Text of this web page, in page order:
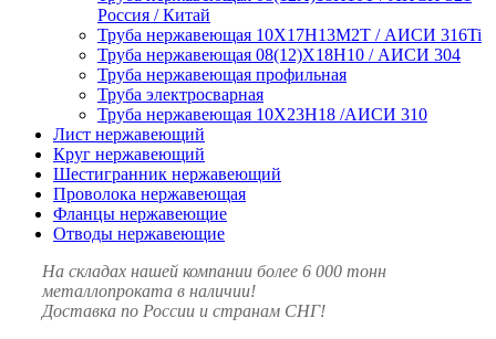
Россия / Китай
Труба нержавеющая 10Х17Н13М2Т / АИСИ 316Ti
Труба нержавеющая 08(12)Х18Н10 / АИСИ 304
Труба нержавеющая профильная
Труба электросварная
Труба нержавеющая 10Х23Н18 /АИСИ 310
Лист нержавеющий
Круг нержавеющий
Шестигранник нержавеющий
Проволока нержавеющая
Фланцы нержавеющие
Отводы нержавеющие
На складах нашей компании более 6 000 тонн
металлопроката в наличии!
Доставка по России и странам СНГ!